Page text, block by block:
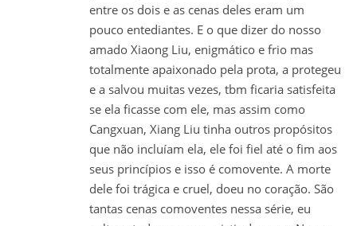
entre os dois e as cenas deles eram um
pouco entediantes. E o que dizer do nosso
amado Xiaong Liu, enigmático e frio mas
totalmente apaixonado pela prota, a protegeu
e a salvou muitas vezes, tbm ficaria satisfeita
se ela ficasse com ele, mas assim como
Cangxuan, Xiang Liu tinha outros propósitos
que não incluíam ela, ele foi fiel até o fim aos
seus princípios e isso é comovente. A morte
dele foi trágica e cruel, doeu no coração. São
tantas cenas comoventes nessa série, eu